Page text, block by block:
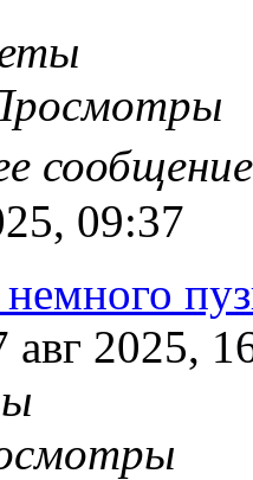
09:37
немного
авг 2025,